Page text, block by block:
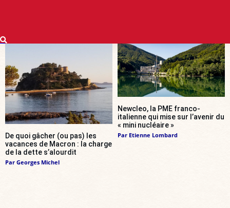
De quoi gâcher (ou pas) les
vacances de Macron : la charge
de la dette s’alourdit
Par Georges Michel
Newcleo, la PME franco-
italienne qui mise sur l’avenir du
« mini nucléaire »
Par Etienne Lombard